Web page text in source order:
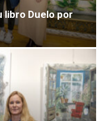
libro Duelo por